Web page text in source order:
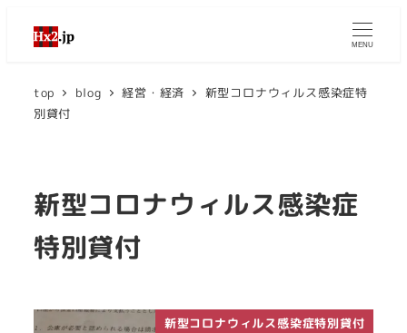
MENU
top blog 経営・経済
新型コロナウィルス感染症特
別貸付
新型コロナウィルス感染症
特別貸付
新型コロナウィルス感染症特別貸付